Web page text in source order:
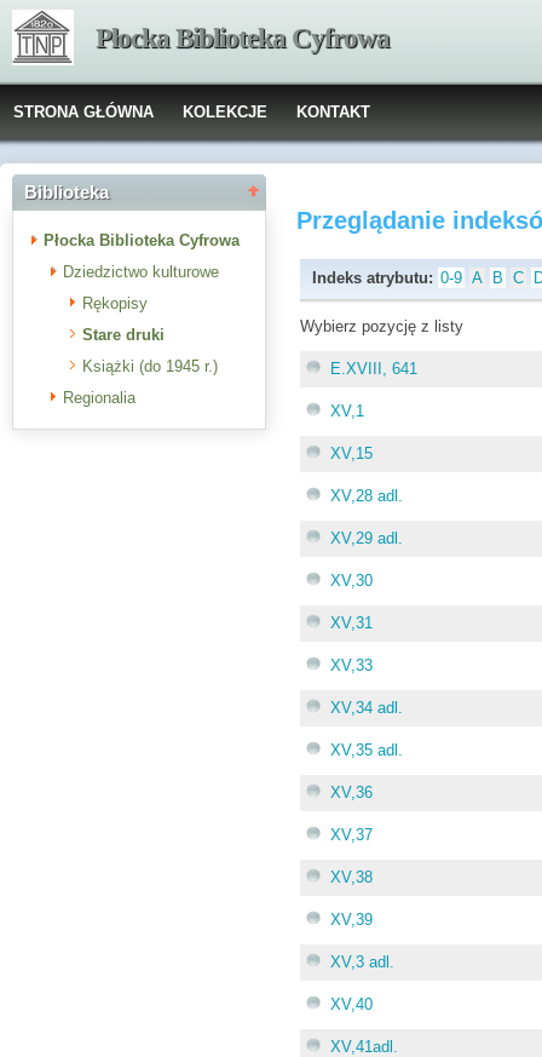
Płocka Biblioteka Cyfrowa
STRONA GŁÓWNA KOLEKCJE KONTAKT
Biblioteka
Płocka Biblioteka Cyfrowa
Dziedzictwo kulturowe
Rękopisy
Stare druki
Książki (do 1945 r.)
Regionalia
Przeglądanie
Indeks atrybutu: 0-9 A B C
Wybierz pozycję z listy
E.XVIII, 641
XV,1
XV,15
XV,28 adl.
XV,29 adl.
XV,30
XV,31
XV,33
XV,34 adl.
XV,35 adl.
XV,36
XV,37
XV,38
XV,39
XV,3 adl.
XV,40
XV,41adl.